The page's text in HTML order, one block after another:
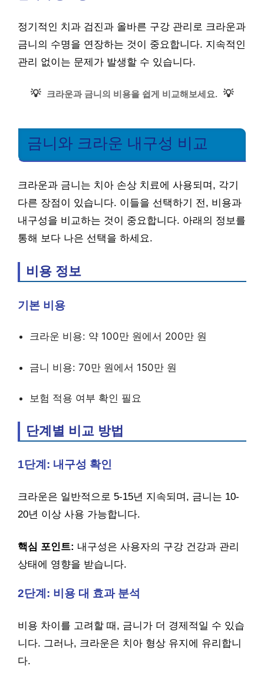
정기적인 치과 검진과 올바른 구강 관리로 크라운과
금니의 수명을 연장하는 것이 중요합니다. 지속적인
관리 없이는 문제가 발생할 수 있습니다.
💡 크라운과 금니의 비용을 쉽게 비교해보세요. 💡
금니와 크라운 내구성 비교
크라운과 금니는 치아 손상 치료에 사용되며, 각기
다른 장점이 있습니다. 이들을 선택하기 전, 비용과
내구성을 비교하는 것이 중요합니다. 아래의 정보를
통해 보다 나은 선택을 하세요.
비용 정보
기본 비용
크라운 비용: 약 100만 원에서 200만 원
금니 비용: 70만 원에서 150만 원
보험 적용 여부 확인 필요
단계별 비교 방법
1단계: 내구성 확인
크라운은 일반적으로 5-15년 지속되며, 금니는 10-
20년 이상 사용 가능합니다.
핵심 포인트: 내구성은 사용자의 구강 건강과 관리
상태에 영향을 받습니다.
2단계: 비용 대 효과 분석
비용 차이를 고려할 때, 금니가 더 경제적일 수 있습
니다. 그러나, 크라운은 치아 형상 유지에 유리합니
다.